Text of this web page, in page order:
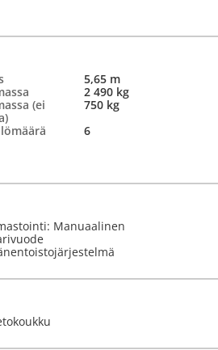
5,65 m
2 490 kg
(ei
750 kg
6
Manuaalinen